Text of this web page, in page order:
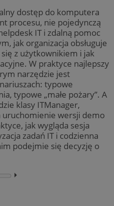
dostęp do komputera
procesu, nie pojedynczą
IT i zdalną pomoc
jak organizacja obsługuje
z użytkownikiem i jak
W praktyce najlepszy
narzędzie jest
typowe
typowe „małe pożary”. A
klasy ITManager,
wersji demo
jak wygląda sesja
zadań IT i codzienna
podejmie się decyzję o
⏵︎